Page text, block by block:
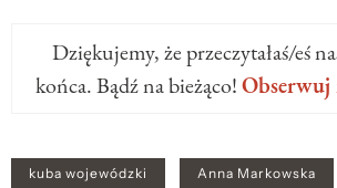
Dziękujemy, że przeczytałaś/eś
końca. Bądź na bieżąco!Obserwuj
kuba wojewódzki Anna Markowska